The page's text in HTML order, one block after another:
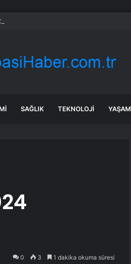
Jeff Dean’in ayrılmasıyla %5 düştü
SAĞLIK TEKNOLOJI YAŞAM
0 3 1 dakika okuma süresi